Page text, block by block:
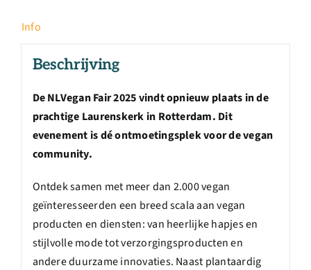
Info
Beschrijving
De NLVegan Fair 2025 vindt opnieuw plaats in de
prachtige Laurenskerk in Rotterdam. Dit
evenement is dé ontmoetingsplek voor de vegan
community.
Ontdek samen met meer dan 2.000 vegan
geïnteresseerden een breed scala aan vegan
producten en diensten: van heerlijke hapjes en
stijlvolle mode tot verzorgingsproducten en
andere duurzame innovaties. Naast plantaardig